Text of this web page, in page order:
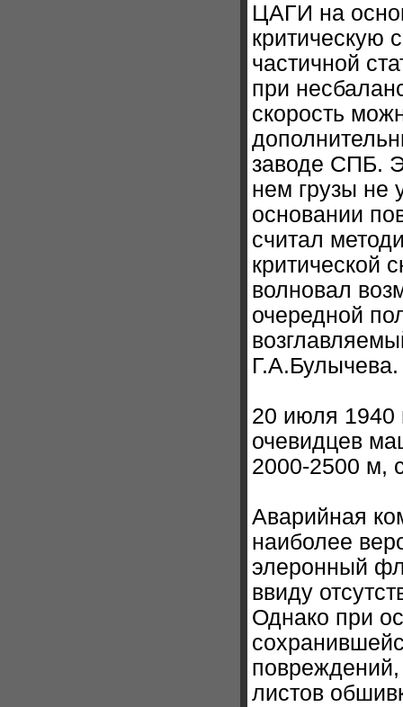
ЦАГИ на
критическую
частичной
при
скорость
заводе СПБ.
нем грузы не
основании
считал
критической
волновал
очередной
Г.А.Булычева.
20 июля 1940
очевидцев
2000-2500 м,
Аварийная
наиболее
элеронный
ввиду
Однако при
листов